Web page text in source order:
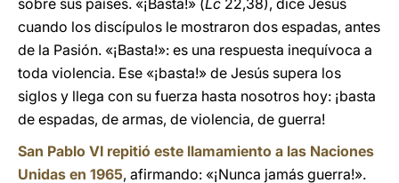
sobre sus países. «¡Basta!» (Lc 22,38), dice Jesús
cuando los discípulos le mostraron dos espadas, antes
de la Pasión. «¡Basta!»: es una respuesta inequívoca a
toda violencia. Ese «¡basta!» de Jesús supera los
siglos y llega con su fuerza hasta nosotros hoy: ¡basta
de espadas, de armas, de violencia, de guerra!
San Pablo VI repitió este llamamiento a las Naciones
Unidas en 1965, afirmando: «¡Nunca jamás guerra!».